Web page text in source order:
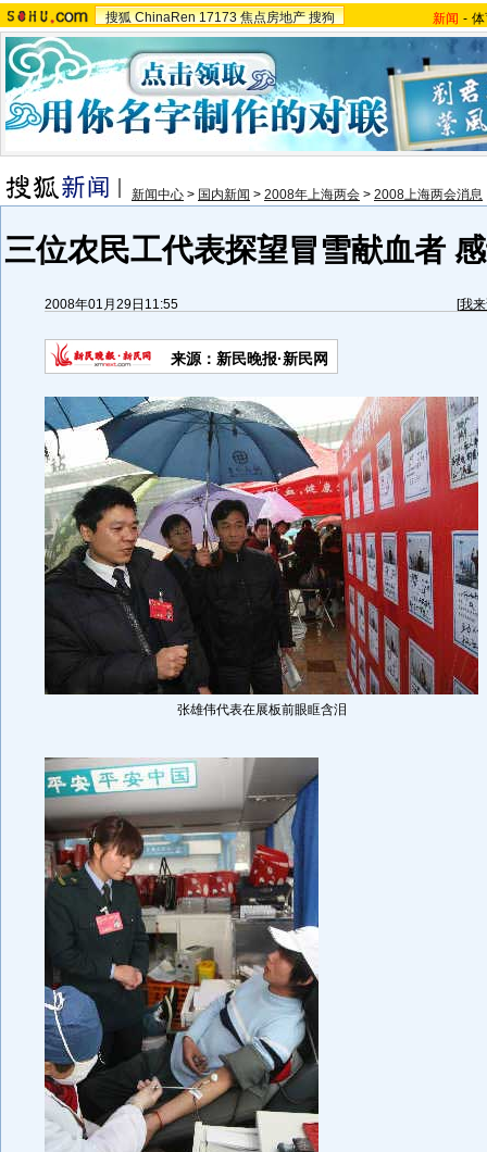
搜狐 ChinaRen 17173 焦点房地产 搜狗 新闻 -
新闻中心 > 国内新闻 > 2008年上海两会 > 2008上海两会消息
三位农民工代表探望冒雪献血者
2008年01月29日11:55 [我
来源：新民晚报·新民网
张雄伟代表在展板前眼眶含泪